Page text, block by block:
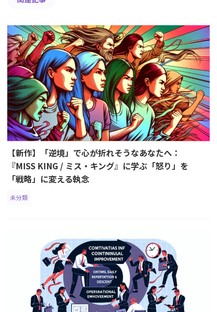
【新作】「逆境」で心が折れそうなあなたへ：
『MISS KING / ミス・キング』に学ぶ「怒り」を
「戦略」に変える執念
未分類